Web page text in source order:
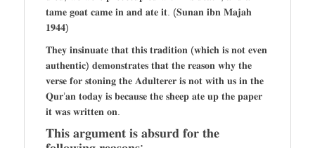
𝐭𝐚𝐦𝐞 𝐠𝐨𝐚𝐭 𝐜𝐚𝐦𝐞 𝐢𝐧 𝐚𝐧𝐝 𝐚𝐭𝐞 𝐢𝐭. (𝐒𝐮𝐧𝐚𝐧 𝐢𝐛𝐧 𝐌𝐚𝐣𝐚𝐡
𝟏𝟗𝟒𝟒)
𝐓𝐡𝐞𝐲 𝐢𝐧𝐬𝐢𝐧𝐮𝐚𝐭𝐞 𝐭𝐡𝐚𝐭 𝐭𝐡𝐢𝐬 𝐭𝐫𝐚𝐝𝐢𝐭𝐢𝐨𝐧 (𝐰𝐡𝐢𝐜𝐡 𝐢𝐬 𝐧𝐨𝐭 𝐞𝐯𝐞𝐧
𝐚𝐮𝐭𝐡𝐞𝐧𝐭𝐢𝐜) 𝐝𝐞𝐦𝐨𝐧𝐬𝐭𝐫𝐚𝐭𝐞𝐬 𝐭𝐡𝐚𝐭 𝐭𝐡𝐞 𝐫𝐞𝐚𝐬𝐨𝐧 𝐰𝐡𝐲 𝐭𝐡𝐞
𝐯𝐞𝐫𝐬𝐞 𝐟𝐨𝐫 𝐬𝐭𝐨𝐧𝐢𝐧𝐠 𝐭𝐡𝐞 𝐀𝐝𝐮𝐥𝐭𝐞𝐫𝐞𝐫 𝐢𝐬 𝐧𝐨𝐭 𝐰𝐢𝐭𝐡 𝐮𝐬 𝐢𝐧 𝐭𝐡𝐞
𝐐𝐮𝐫’𝐚𝐧 𝐭𝐨𝐝𝐚𝐲 𝐢𝐬 𝐛𝐞𝐜𝐚𝐮𝐬𝐞 𝐭𝐡𝐞 𝐬𝐡𝐞𝐞𝐩 𝐚𝐭𝐞 𝐮𝐩 𝐭𝐡𝐞 𝐩𝐚𝐩𝐞𝐫
𝐢𝐭 𝐰𝐚𝐬 𝐰𝐫𝐢𝐭𝐭𝐞𝐧 𝐨𝐧.
𝐓𝐡𝐢𝐬 𝐚𝐫𝐠𝐮𝐦𝐞𝐧𝐭 𝐢𝐬 𝐚𝐛𝐬𝐮𝐫𝐝 𝐟𝐨𝐫 𝐭𝐡𝐞